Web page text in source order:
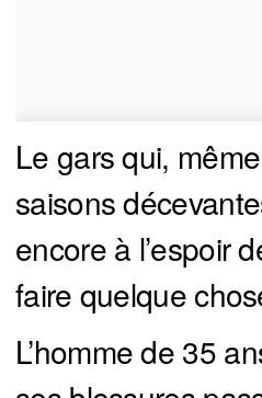
Le gars qui,
saisons
encore à l’espoir
faire quelque
L’homme de 35